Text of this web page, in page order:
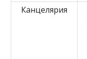
Канцелярия